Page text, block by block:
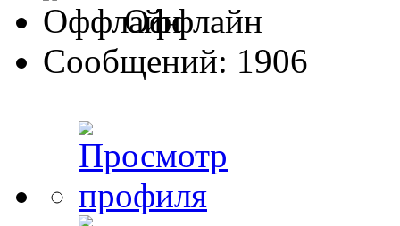
Оффлайн
Сообщений: 1906